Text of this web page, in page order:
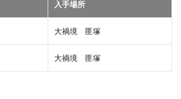
入手場所
大禍境 匪塚
大禍境 匪塚